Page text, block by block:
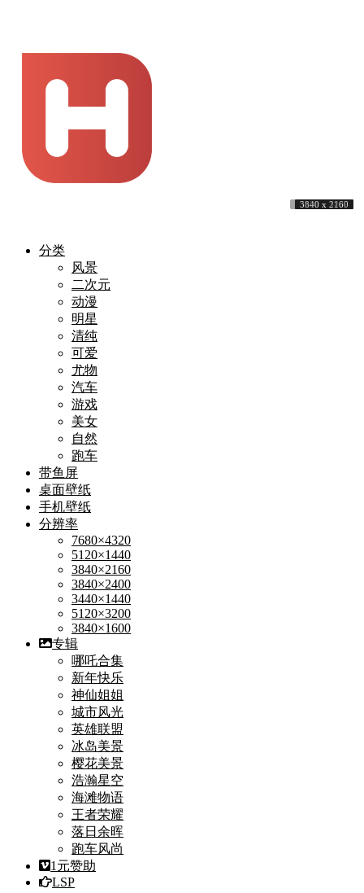
分类
风景
二次元
动漫
明星
清纯
可爱
尤物
汽车
游戏
美女
自然
跑车
带鱼屏
桌面壁纸
手机壁纸
分辨率
7680×4320
5120×1440
3840×2160
3840×2400
3440×1440
5120×3200
3840×1600
专辑
哪吒合集
新年快乐
神仙姐姐
城市风光
英雄联盟
冰岛美景
樱花美景
浩瀚星空
海滩物语
王者荣耀
落日余晖
跑车风尚
1元赞助
LSP
3840 x 2160
3840 x 2160
10288 x 5787
3840 x 2160
5120 x 3200
3840 x 1600
5120 x 3200
5808 x 3267
3840 x 2160
3840 x 2160